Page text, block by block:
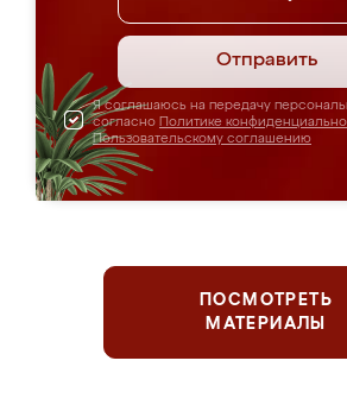
Отправить
Я соглашаюсь на передачу
согласно Политике
Пользовательскому соглашению
ПОСМОТРЕТЬ
МАТЕРИАЛЫ